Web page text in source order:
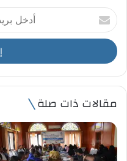
أ
د
خ
ل
ر
د
ا
إ
مقالات ذات صلة